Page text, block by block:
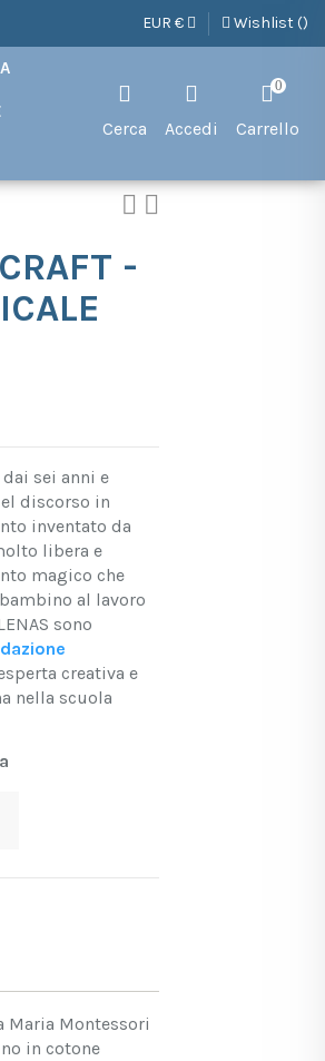
EUR € Wishlist ()
Cerca Accedi
0
Carrello
-
sei anni e
discorso in
inventato da
libera e
magico che
al lavoro
sono
creativa e
nella scuola
Maria Montessori
in cotone